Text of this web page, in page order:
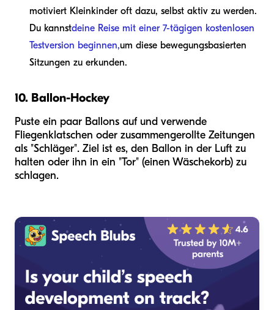
motiviert Kleinkinder oft dazu, selbst aktiv zu werden.
Du kannstdeine Reise mit einer 7-tägigen kostenlosen
Testversion beginnen,um diese bewegungsbasierten
Sitzungen zu erkunden.
10. Ballon-Hockey
Puste ein paar Ballons auf und verwende
Fliegenklatschen oder zusammengerollte Zeitungen
als "Schläger". Ziel ist es, den Ballon in der Luft zu
halten oder ihn in ein "Tor" (einen Wäschekorb) zu
schlagen.